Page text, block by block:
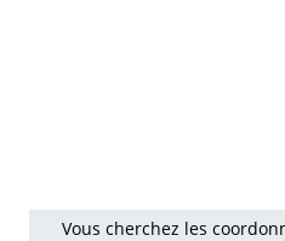
Vous cherchez les